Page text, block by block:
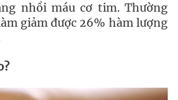
nhồi máu cơ tim. Thường
giảm được 26% hàm lượng